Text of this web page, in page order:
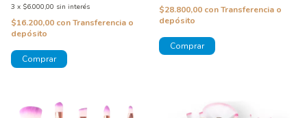
3 x $6.000,00 sin interés
$16.200,00 conTransferencia o
depósito
$28.800,00 conTransferencia o
depósito